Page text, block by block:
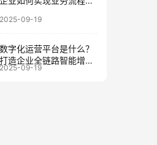
2025-09-19
数字化运营平台是什么？
打造企业全链路智能增长
的底座
2025-09-19